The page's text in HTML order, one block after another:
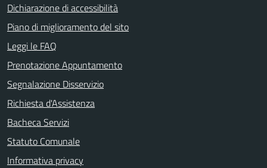
Dichiarazione di accessibilità
Piano di miglioramento del sito
Leggi le FAQ
Prenotazione Appuntamento
Segnalazione Disservizio
Richiesta d'Assistenza
Bacheca Servizi
Statuto Comunale
Informativa privacy